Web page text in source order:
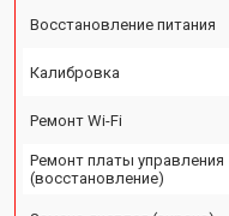
Восстановление питания
Калибровка
Ремонт Wi-Fi
Ремонт платы управления
(восстановление)